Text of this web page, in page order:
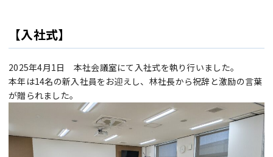
【入社式】
2025年4月1日 本社会議室にて入社式を執り行いました。
本年は14名の新入社員をお迎えし、林社長から祝辞と激励の言葉
が贈られました。